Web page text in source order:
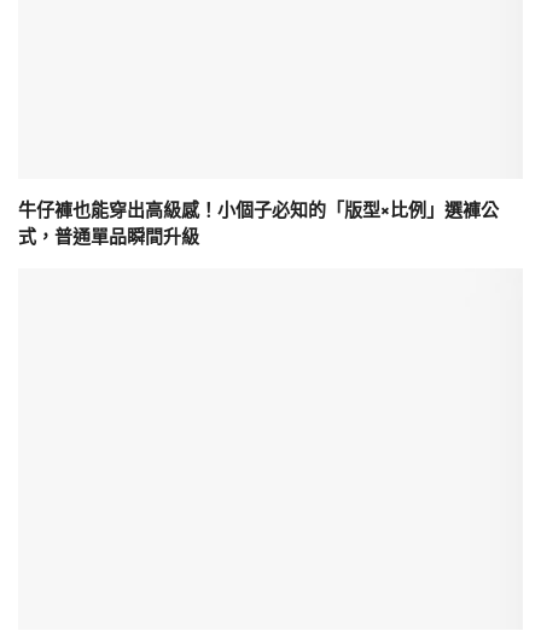
牛仔褲也能穿出高級感！小個子必知的「版型×比例」選褲公
式，普通單品瞬間升級